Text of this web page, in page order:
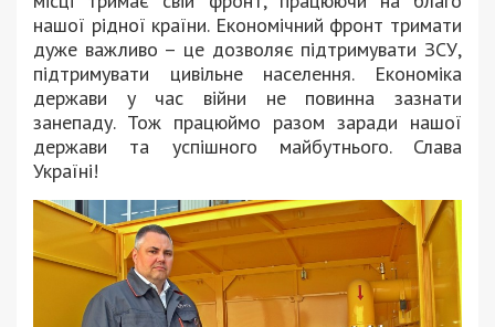
нашої рідної країни. Економічний фронт тримати
дуже важливо – це дозволяє підтримувати ЗСУ,
підтримувати цивільне населення. Економіка
держави у час війни не повинна зазнати
занепаду. Тож працюймо разом заради нашої
держави та успішного майбутнього. Слава
Україні!